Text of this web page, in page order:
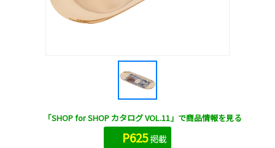
「SHOP for SHOP カタログ VOL.11」で商品情報を見る
P625掲載